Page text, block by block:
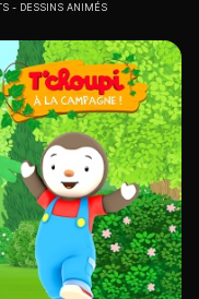
DESSINS ANIMÉS